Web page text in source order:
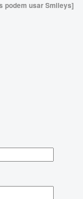
podem usar Smileys]